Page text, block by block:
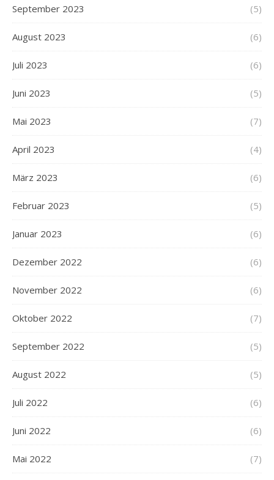
September 2023 (5)
August 2023 (6)
Juli 2023 (6)
Juni 2023 (5)
Mai 2023 (7)
April 2023 (4)
März 2023 (6)
Februar 2023 (5)
Januar 2023 (6)
Dezember 2022 (6)
November 2022 (6)
Oktober 2022 (7)
September 2022 (5)
August 2022 (5)
Juli 2022 (6)
Juni 2022 (6)
Mai 2022 (7)